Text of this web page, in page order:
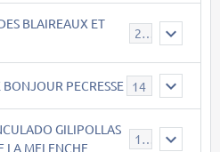
BLAIREAUX ET
21
PECRESSE 14
GILIPOLLAS
LA MELENCHE
119